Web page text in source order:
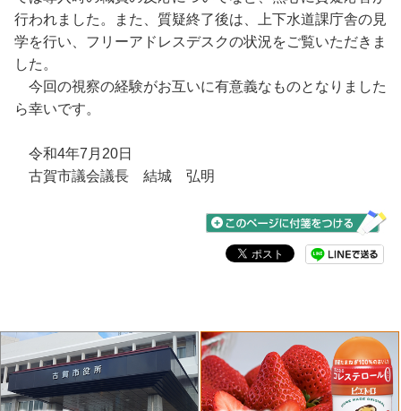
行われました。また、質疑終了後は、上下水道課庁舎の見
学を行い、フリーアドレスデスクの状況をご覧いただきま
した。
今回の視察の経験がお互いに有意義なものとなりました
ら幸いです。
令和4年7月20日
古賀市議会議長 結城 弘明